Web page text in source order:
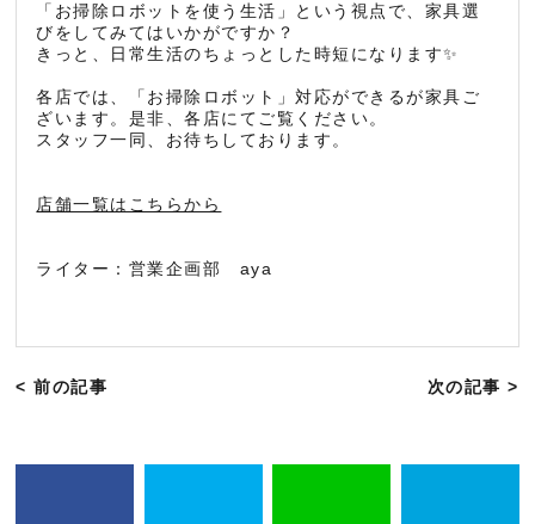
「お掃除ロボットを使う生活」という視点で、家具選
びをしてみてはいかがですか？
きっと、日常生活のちょっとした時短になります✨
各店では、「お掃除ロボット」対応ができるが家具ご
ざいます。是非、各店にてご覧ください。
スタッフ一同、お待ちしております。
店舗一覧はこちらから
ライター：営業企画部 aya
< 前の記事 次の記事 >